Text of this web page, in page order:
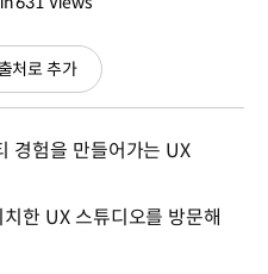
처로 추가(새
창
경험을 만들어가는 UX
한 UX 스튜디오를 방문해